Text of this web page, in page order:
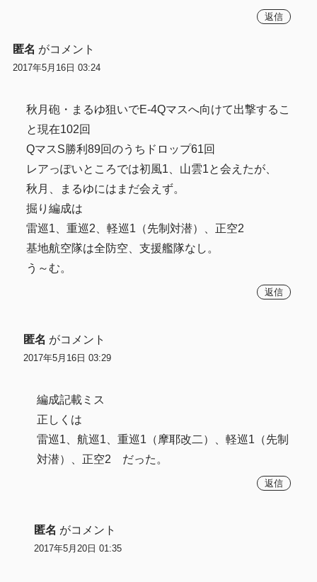
返信
匿名 がコメント
2017年5月16日 03:24
秋月砲・まるゆ狙いでE-4Qマスへ向けて出撃するこ
と現在102回
QマスS勝利89回のうちドロップ61回
レアっぽいところでは初風1、山雲1と会えたが、
秋月、まるゆにはまだ会えず。
掘り編成は
雷巡1、重巡2、軽巡1（先制対潜）、正空2
基地航空隊は全防空、支援艦隊なし。
う～む。
返信
匿名 がコメント
2017年5月16日 03:29
編成記載ミス
正しくは
雷巡1、航巡1、重巡1（摩耶改二）、軽巡1（先制
対潜）、正空2 だった。
返信
匿名 がコメント
2017年5月20日 01:35